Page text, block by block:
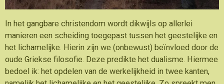
In het gangbare christendom wordt dikwijls op allerlei
manieren een scheiding toegepast tussen het geestelijke en
het lichamelijke. Hierin zijn we (onbewust) beïnvloed door de
oude Griekse filosofie. Deze predikte het dualisme. Hiermee
bedoel ik: het opdelen van de werkelijkheid in twee kanten,